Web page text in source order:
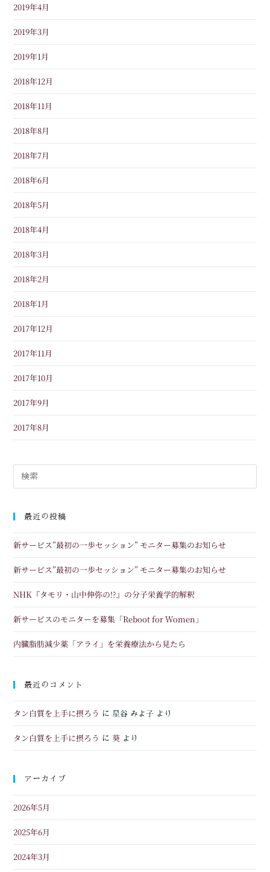
2019年4月
2019年3月
2019年1月
2018年12月
2018年11月
2018年8月
2018年7月
2018年6月
2018年5月
2018年4月
2018年3月
2018年2月
2018年1月
2017年12月
2017年11月
2017年10月
2017年9月
2017年8月
最近の投稿
新サービス”最初の一歩セッション” モニター募集のお知らせ
新サービス”最初の一歩セッション” モニター募集のお知らせ
NHK『タモリ・山中伸弥の!?』の分子栄養学的解釈
新サービスのモニターを募集「Reboot for Women」
内臓脂肪減少薬「アライ」を栄養療法から見たら
最近のコメント
タン白質を上手に摂ろう に 星谷 みよ子 より
タン白質を上手に摂ろう に葵 より
アーカイブ
2026年5月
2025年6月
2024年3月